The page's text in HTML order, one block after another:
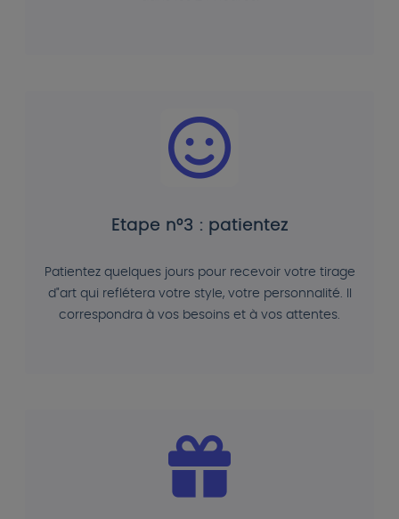
Etape n°3 : patientez
Patientez quelques jours pour recevoir votre tirage
d"art qui reflétera votre style, votre personnalité. Il
correspondra à vos besoins et à vos attentes.